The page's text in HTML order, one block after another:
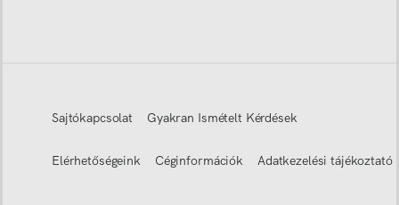
Sajtókapcsolat Gyakran Ismételt Kérdések
Elérhetőségeink Céginformációk Adatkezelési tájékoztató